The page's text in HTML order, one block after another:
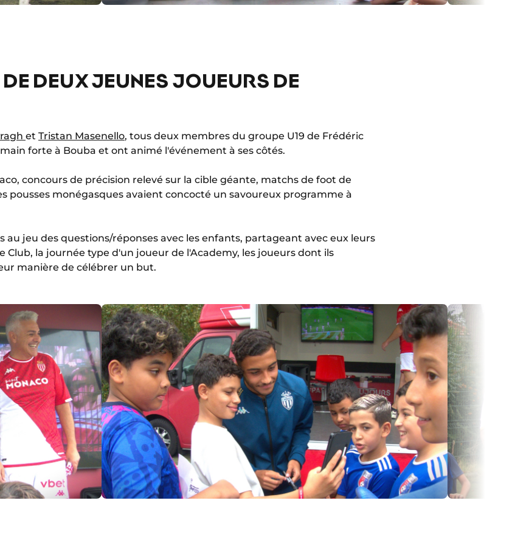
DEUX JEUNES JOUEURS DE
et Tristan Masenello, tous deux membres du groupe U19 de Frédéric
forte à Bouba et ont animé l'événement à ses côtés.
concours de précision relevé sur la cible géante, matchs de foot de
pousses monégasques avaient concocté un savoureux programme à
au jeu des questions/réponses avec les enfants, partageant avec eux leurs
Club, la journée type d'un joueur de l'Academy, les joueurs dont ils
manière de célébrer un but.